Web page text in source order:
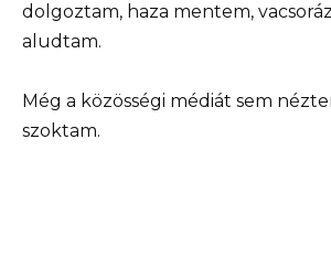
dolgoztam, haza mentem,
aludtam.
Még a közösségi médiát sem
szoktam.